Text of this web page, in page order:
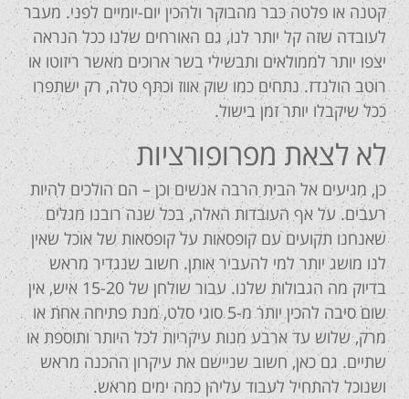
קטנה או פלטה כבר מהבוקר ולהכין יום-יומיים לפני. מעבר
לעובדה שזה קל יותר לנו, גם האורחים שלנו ככל הנראה
יצפו יותר לממולאים ותבשילי בשר ארוכים מאשר ריזוטו או
רוטב הולנדז. נתחים כמו שוק אווז וכתף טלה, רק ישתפרו
ככל שיקבלו יותר זמן בישול.
לא לצאת מפרופורציות
כן, מגיעים אל הבית הרבה אנשים וכן – הם הולכים להיות
רעבים. על אף העובדות האלה, בכל שנה רובנו מגלים
שאנחנו תקועים עם קופסאות על קופסאות של אוכל שאין
לנו מושג יותר למי להעביר אותן. חשוב שנגדיר מראש
בדיוק מה הגבולות שלנו. עבור שולחן של 15-20 איש, אין
שום סיבה להכין יותר מ-5 סוגי סלט, מנת פתיחה אחת או
מרק, שלוש עד ארבע מנות עיקריות לכל היותר ותוספת או
שתיים. גם כאן, חשוב שניישם את עיקרון ההכנה מראש
ושנוכל להתחיל לעבוד עליהן כמה ימים מראש.